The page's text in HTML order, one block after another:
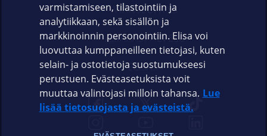
VIANSELVITYS
ASIAKASPALVELU
ELISA.FI
varmistamiseen, tilastointiin ja
analytiikkaan, sekä sisällön ja
markkinoinnin personointiin. Elisa voi
luovuttaa kumppaneilleen tietojasi, kuten
selain- ja ostotietoja suostumukseesi
perustuen. Evästeasetuksista voit
muuttaa valintojasi milloin tahansa. Lue
lisää tietosuojasta ja evästeistä.